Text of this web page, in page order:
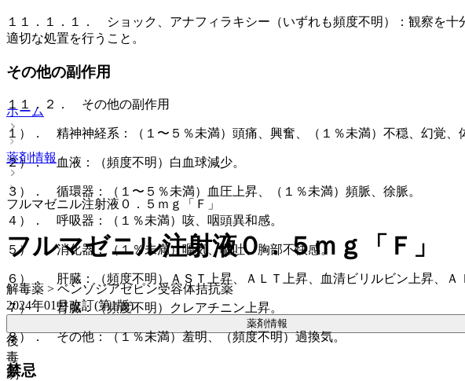
１１．１．１． ショック、アナフィラキシー（いずれも頻度不明）：観察を
適切な処置を行うこと。
その他の副作用
１１．２． その他の副作用
１）． 精神神経系：（１〜５％未満）頭痛、興奮、（１％未満）不穏、幻覚、
２）． 血液：（頻度不明）白血球減少。
３）． 循環器：（１〜５％未満）血圧上昇、（１％未満）頻脈、徐脈。
４）． 呼吸器：（１％未満）咳、咽頭異和感。
５）． 消化器：（１％未満）嘔気、嘔吐、胸部不快感。
６）． 肝臓：（頻度不明）ＡＳＴ上昇、ＡＬＴ上昇、血清ビリルビン上昇、Ａ
７）． 腎臓：（頻度不明）クレアチニン上昇。
８）． その他：（１％未満）羞明、（頻度不明）過換気。
禁忌
ホーム
薬剤情報
フルマゼニル注射液０．５ｍｇ「Ｆ」
フルマゼニル注射液０．５ｍｇ「Ｆ」
解毒薬 > ベンゾジアゼピン受容体拮抗薬
2024年01月改訂(第1版)
薬剤情報
後
毒
劇